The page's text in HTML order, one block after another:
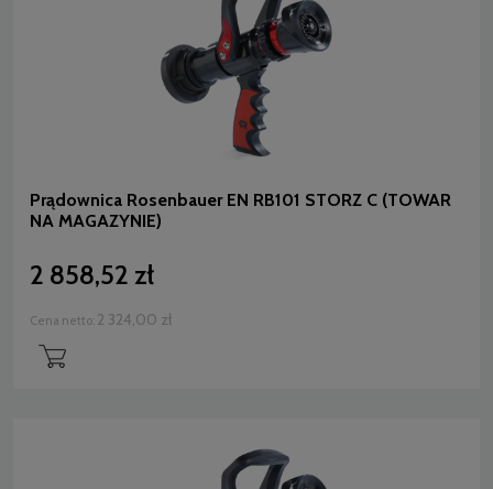
Prądownica Rosenbauer EN RB101 STORZ C (TOWAR
NA MAGAZYNIE)
2 858,52 zł
Cena netto: 2 324,00 zł